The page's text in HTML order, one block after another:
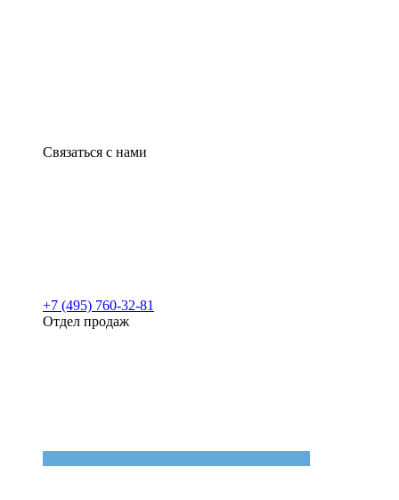
Связаться с нами
+7 (495) 760-32-81
Отдел продаж